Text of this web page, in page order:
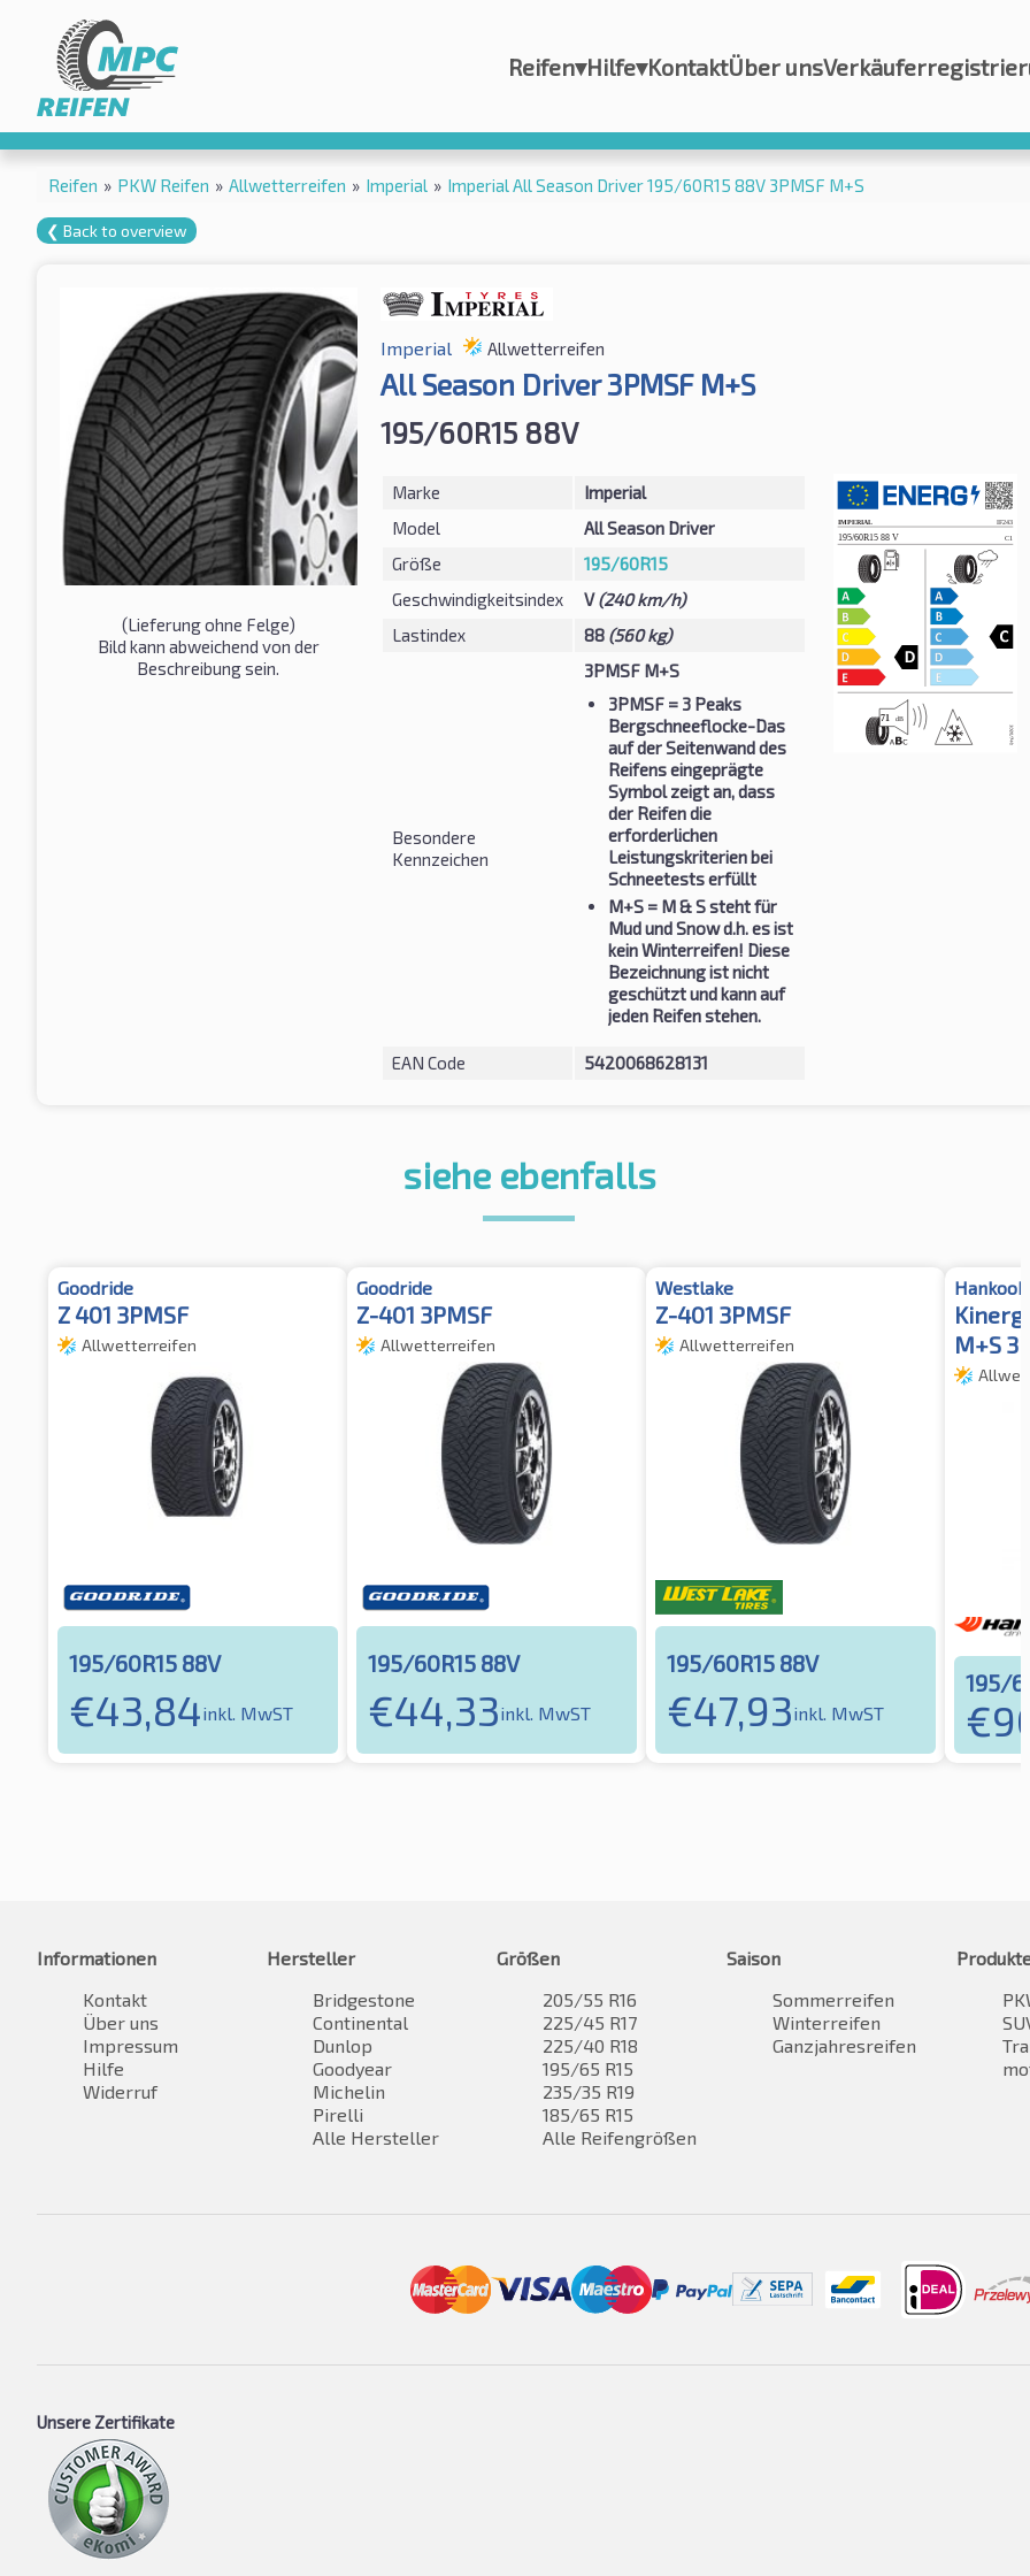
Reifen▾Hilfe▾KontaktÜber uns
Reifen » PKW Reifen » Allwetterreifen » Imperial » Imperial All Season Driver 195/60R15 88V 3PMSF M+S
❮ Back to overview
(Lieferung ohne Felge)
Bild kann abweichend von der
Beschreibung sein.
Imperial Allwetterreifen
All Season Driver 3PMSF M+S
195/60R15 88V
Marke
Imperial
Model
All Season Driver
Größe
195/60R15
Geschwindigkeitsindex
V(240 km/h)
Lastindex
88 (560 kg)
Besondere
Kennzeichen
3PMSF M+S
3PMSF= 3 Peaks
Bergschneeflocke-Das
auf der Seitenwand des
Reifens eingeprägte
Symbol zeigt an, dass
der Reifen die
erforderlichen
Leistungskriterien bei
Schneetests erfüllt
M+S= M & S steht für
Mud und Snow d.h. es ist
kein Winterreifen! Diese
Bezeichnung ist nicht
geschützt und kann auf
jeden Reifen stehen.
EAN Code 5420068628131
siehe ebenfalls
Goodride
Z 401 3PMSF
Allwetterreifen
195/60R15 88V
€43,84inkl. MwST
Goodride
Z-401 3PMSF
Allwetterreifen
195/60R15 88V
€44,33inkl. MwST
Westlake
Z-401 3PMSF
Allwetterreifen
195/60R15 88V
€47,93inkl. MwST
Hankook
M+S
195/
€
Informationen
Kontakt
Über uns
Impressum
Hilfe
Widerruf
Hersteller
Bridgestone
Continental
Dunlop
Goodyear
Michelin
Pirelli
Alle Hersteller
Größen
205/55 R16
225/45 R17
225/40 R18
195/65 R15
235/35 R19
185/65 R15
Alle Reifengrößen
Saison
Sommerreifen
Winterreifen
Ganzjahresreifen
Unsere Zertifikate